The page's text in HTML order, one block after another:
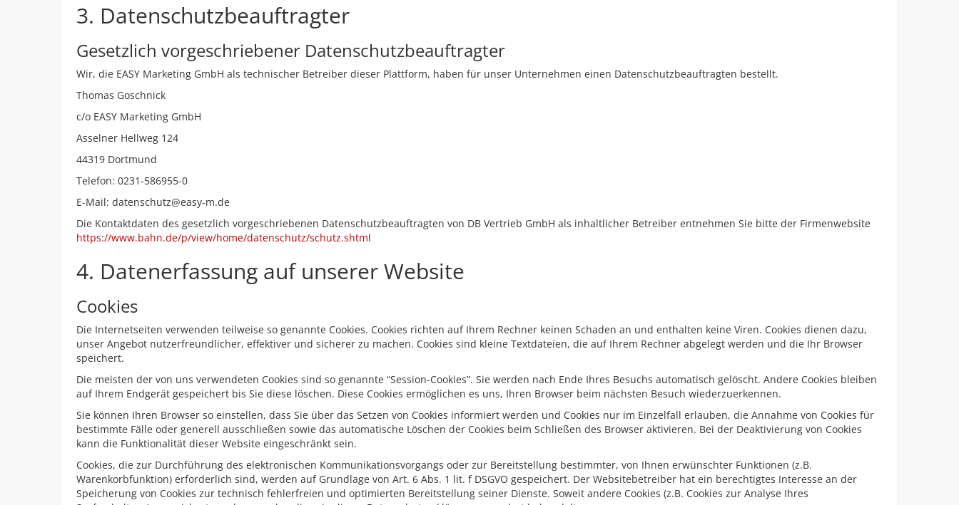
3. Datenschutzbeauftragter
Gesetzlich vorgeschriebener Datenschutzbeauftragter
Wir, die EASY Marketing GmbH als technischer Betreiber dieser Plattform, haben für unser Unternehmen einen Datenschutzbeauftragten bestellt.
Thomas Goschnick
c/o EASY Marketing GmbH
Asselner Hellweg 124
44319 Dortmund
Telefon: 0231-586955-0
E-Mail: datenschutz@easy-m.de
Die Kontaktdaten des gesetzlich vorgeschriebenen Datenschutzbeauftragten von DB Vertrieb GmbH als inhaltlicher Betreiber entnehmen Sie bitte der Firmenwebsite
https://www.bahn.de/p/view/home/datenschutz/schutz.shtml
4. Datenerfassung auf unserer Website
Cookies
Die Internetseiten verwenden teilweise so genannte Cookies. Cookies richten auf Ihrem Rechner keinen Schaden an und enthalten keine Viren. Cookies dienen dazu,
unser Angebot nutzerfreundlicher, effektiver und sicherer zu machen. Cookies sind kleine Textdateien, die auf Ihrem Rechner abgelegt werden und die Ihr Browser
speichert.
Die meisten der von uns verwendeten Cookies sind so genannte “Session-Cookies”. Sie werden nach Ende Ihres Besuchs automatisch gelöscht. Andere Cookies bleiben
auf Ihrem Endgerät gespeichert bis Sie diese löschen. Diese Cookies ermöglichen es uns, Ihren Browser beim nächsten Besuch wiederzuerkennen.
Sie können Ihren Browser so einstellen, dass Sie über das Setzen von Cookies informiert werden und Cookies nur im Einzelfall erlauben, die Annahme von Cookies für
bestimmte Fälle oder generell ausschließen sowie das automatische Löschen der Cookies beim Schließen des Browser aktivieren. Bei der Deaktivierung von Cookies
kann die Funktionalität dieser Website eingeschränkt sein.
Cookies, die zur Durchführung des elektronischen Kommunikationsvorgangs oder zur Bereitstellung bestimmter, von Ihnen erwünschter Funktionen (z.B.
Warenkorbfunktion) erforderlich sind, werden auf Grundlage von Art. 6 Abs. 1 lit. f DSGVO gespeichert. Der Websitebetreiber hat ein berechtigtes Interesse an der
Speicherung von Cookies zur technisch fehlerfreien und optimierten Bereitstellung seiner Dienste. Soweit andere Cookies (z.B. Cookies zur Analyse Ihres